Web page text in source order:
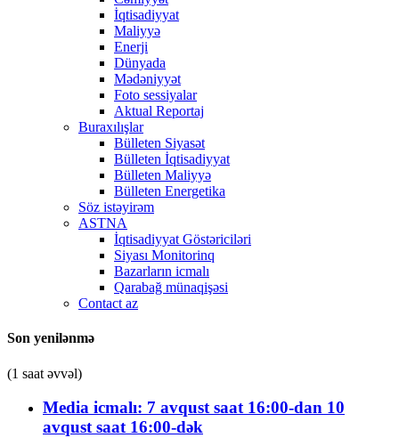
İqtisadiyyat
Maliyyə
Enerji
Dünyada
Mədəniyyət
Foto sessiyalar
Aktual Reportaj
Buraxılışlar
Bülleten Siyasət
Bülleten İqtisadiyyat
Bülleten Maliyyə
Bülleten Energetika
Söz istəyirəm
ASTNA
İqtisadiyyat Göstəriciləri
Siyası Monitorinq
Bazarların icmalı
Qarabağ münaqişəsi
Contact az
Son yenilənmə
(1 saat əvvəl)
Media icmalı: 7 avqust saat 16:00-dan 10
avqust saat 16:00-dək